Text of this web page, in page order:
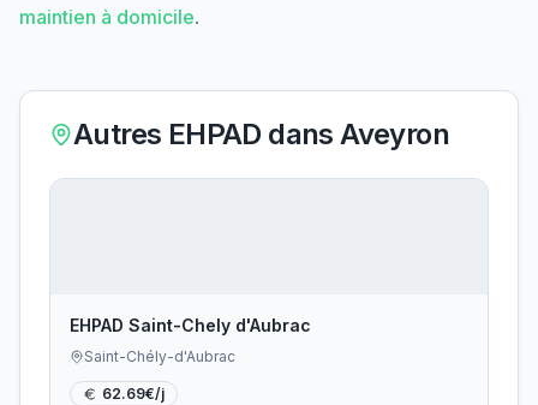
maintien à domicile.
Autres EHPAD dansAveyron
EHPAD Saint-Chely d'Aubrac
Saint-Chély-d'Aubrac
62.69€/j